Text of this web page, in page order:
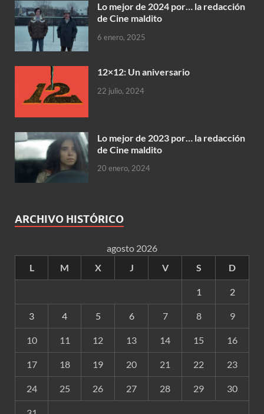
Lo mejor de 2024 por… la redacción
de Cine maldito
6 enero, 2025
12×12: Un aniversario
22 julio, 2024
Lo mejor de 2023 por… la redacción
de Cine maldito
20 enero, 2024
ARCHIVO HISTÓRICO
agosto 2026
L
M X J V S D
1 2
3 4 5 6 7 8 9
10 11 12 13 14 15 16
17 18 19 20 21 22 23
24 25 26 27 28 29 30